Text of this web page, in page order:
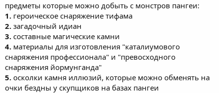
предметы которые можно добыть с монстров пангеи:
1. героическое снаряжение тифама
2. загадочный идиан
3. составные магические камни
4. материалы для изготовления "каталиумового
снаряжения профессионала" и "превосходного
снаряжения йормунганда"
5. осколки камня иллюзий, которые можно обменять на
очки бездны у скупщиков на базах пангеи